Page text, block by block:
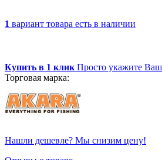
1 вариант товара есть в наличии
Купить в 1 клик Просто укажите
Торговая марка:
Нашли дешевле? Мы снизим цену!